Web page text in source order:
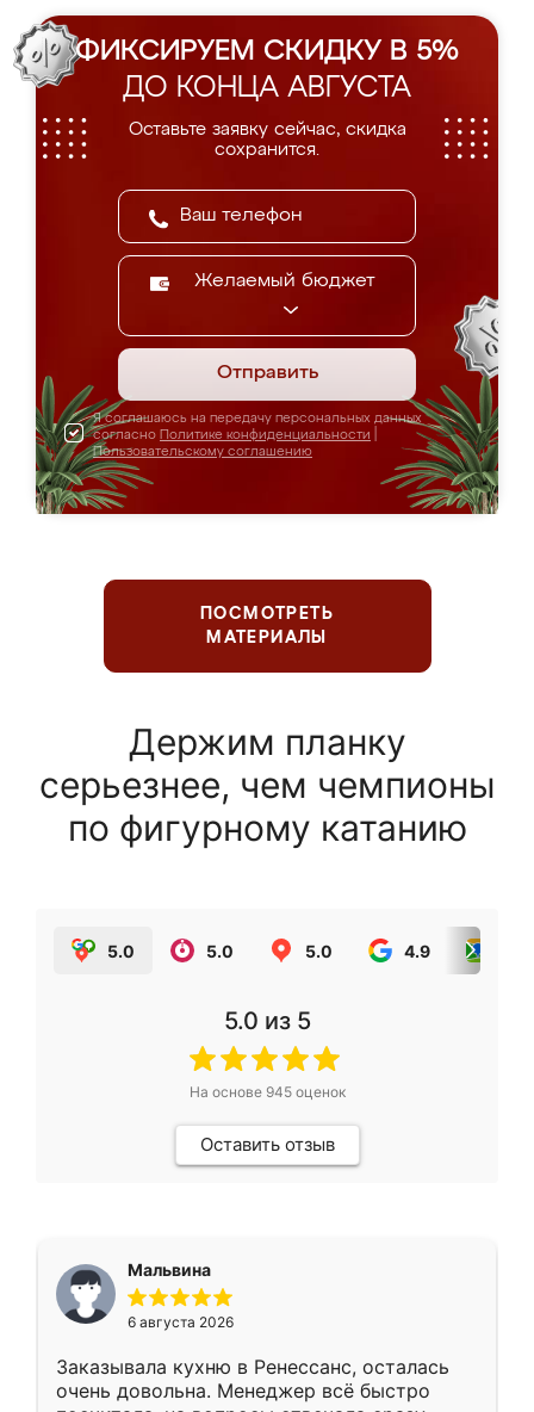
ФИКСИРУЕМ СКИДКУ В 5%
ДО КОНЦА АВГУСТА
Оставьте заявку сейчас, скидка
сохранится.
Желаемый бюджет
Отправить
Я соглашаюсь на передачу персональных данных
согласно Политике конфиденциальности
Пользовательскому соглашению
ПОСМОТРЕТЬ
МАТЕРИАЛЫ
Держим планку
серьезнее, чем чемпионы
по фигурному катанию
5.0 5.0 5.0 4.9
5.0 из 5
На основе 945оценок
Оставить отзыв
Мальвина
6 августа 2026
Заказывала кухню в Ренессанс, осталась
очень довольна. Менеджер всё быстро